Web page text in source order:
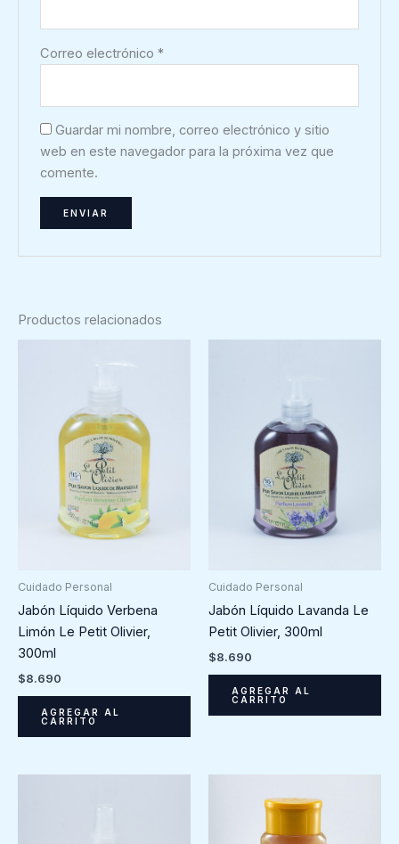
Correo electrónico*
Guardar mi nombre, correo electrónico y sitio
web en este navegador para la próxima vez que
comente.
Productos relacionados
Cuidado Personal
Jabón Líquido Verbena
Limón Le Petit Olivier,
300ml
$8.690
AGREGAR AL
CARRITO
Cuidado Personal
Jabón Líquido Lavanda Le
Petit Olivier, 300ml
$8.690
AGREGAR AL
CARRITO